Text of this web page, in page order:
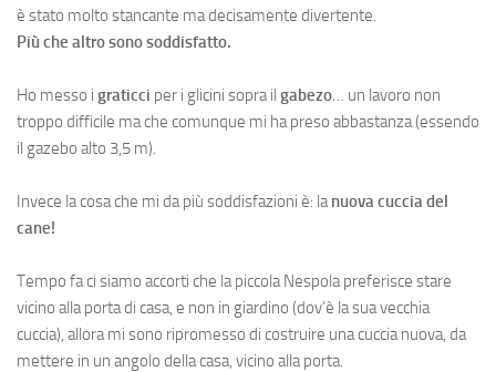
è stato molto stancante ma decisamente divertente.
Più che altro sono soddisfatto.
Ho messo i graticci per i glicini sopra il gabezo… un lavoro non
troppo difficile ma che comunque mi ha preso abbastanza (essendo
il gazebo alto 3,5 m).
Invece la cosa che mi da più soddisfazioni è: lanuova cuccia del
cane!
Tempo fa ci siamo accorti che la piccola Nespola preferisce stare
vicino alla porta di casa, e non in giardino (dov’è la sua vecchia
cuccia), allora mi sono ripromesso di costruire una cuccia nuova, da
mettere in un angolo della casa, vicino alla porta.